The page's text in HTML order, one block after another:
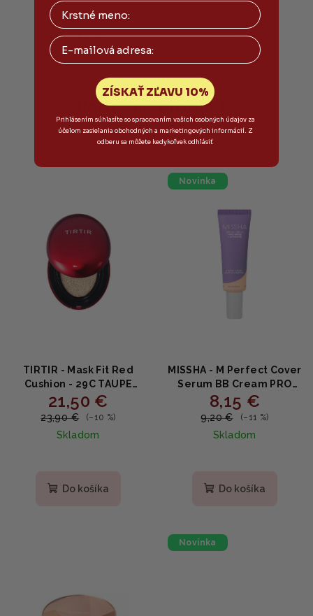
Priemerné
hodnotenie
produktu
hviezdičiek.
Do košíka Detail
Podobné produkty
TIRTIR - Mask Fit Red
Cushion - 29C TAUPE
BEIGE - Dlhotrvajúci
make-up na tvár 18g
21,50 €
23,90 € (–10 %)
Skladom
Do košíka
Novinka
MISSHA - M Perfect Cover
Serum BB Cream PRO
#19 - Hydratačný BB
krém s niacínamidom a
fermentmi 20ml
8,15 €
9,20 € (–11 %)
Skladom
Do košíka
Novinka
Email
ZÍSKAŤ ZĽAVU 10%
Prihlásením súhlasíte so spracovaním vašich osobných údajov za
účelom zasielania obchodných a marketingových informácií. Z
odberu sa môžete kedykoľvek odhlásiť